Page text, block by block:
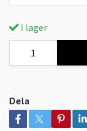
I lager
Dela